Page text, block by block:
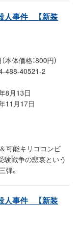
人事件
【新装
本体価格：800円）
488-40521-2
8月13日
11月17日
可能キリココンビ
験戦争の悲哀という
弾。
人事件
【新装